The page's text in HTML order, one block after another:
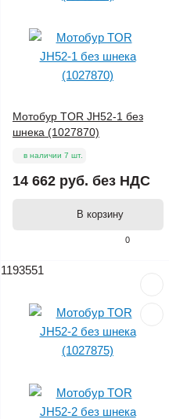
0
Мотобур TOR JH52-1 без
шнека (1027870)
в наличии 7 шт.
14 662 руб. без НДС
В корзину
1193551